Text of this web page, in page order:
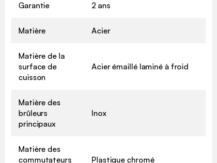
Garantie 2 ans
Matière Acier
Matière de la
surface de
cuisson
Acier émaillé laminé à froid
Matière des
brûleurs
principaux
Inox
Matière des
commutateurs
Plastique chromé